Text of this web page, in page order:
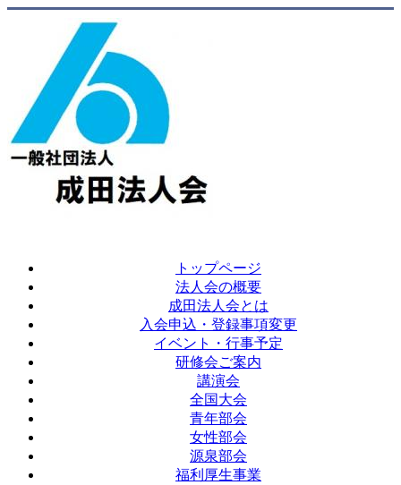
トップページ
法人会の概要
成田法人会とは
入会申込・登録事項変更
イベント・行事予定
研修会ご案内
講演会
全国大会
青年部会
女性部会
源泉部会
福利厚生事業